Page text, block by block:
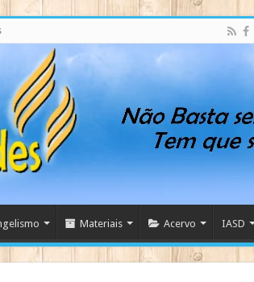
Materiais Acervo IASD